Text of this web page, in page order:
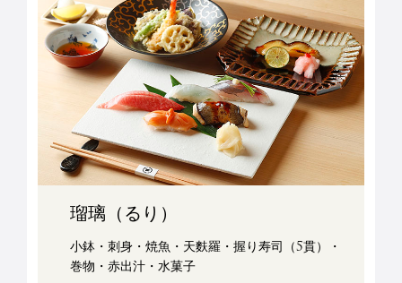
瑠璃（るり）
小鉢・刺身・焼魚・天麩羅・握り寿司（5貫）・
巻物・赤出汁・水菓子